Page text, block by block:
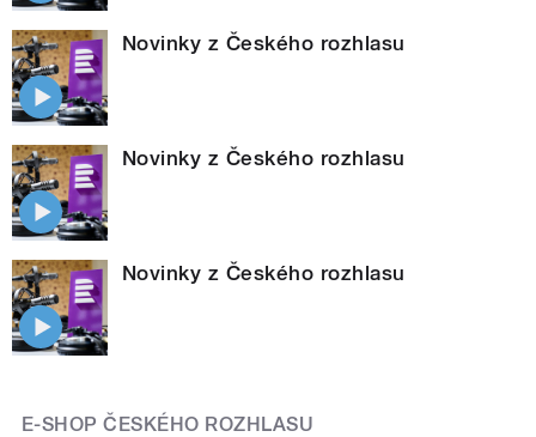
Novinky z Českého rozhlasu
Novinky z Českého rozhlasu
Novinky z Českého rozhlasu
E-SHOP ČESKÉHO ROZHLASU